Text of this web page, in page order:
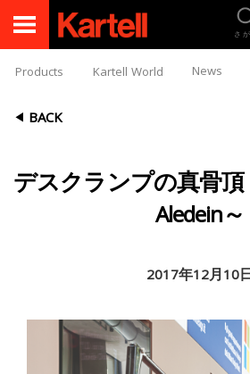
さ
Products Kartell World News
BACK
デスクランプの真骨頂
Aledein～
2017年12月10